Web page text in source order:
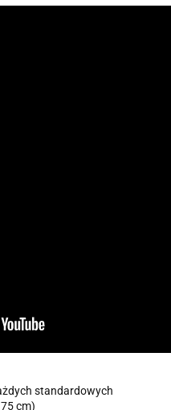
standardowych
cm)